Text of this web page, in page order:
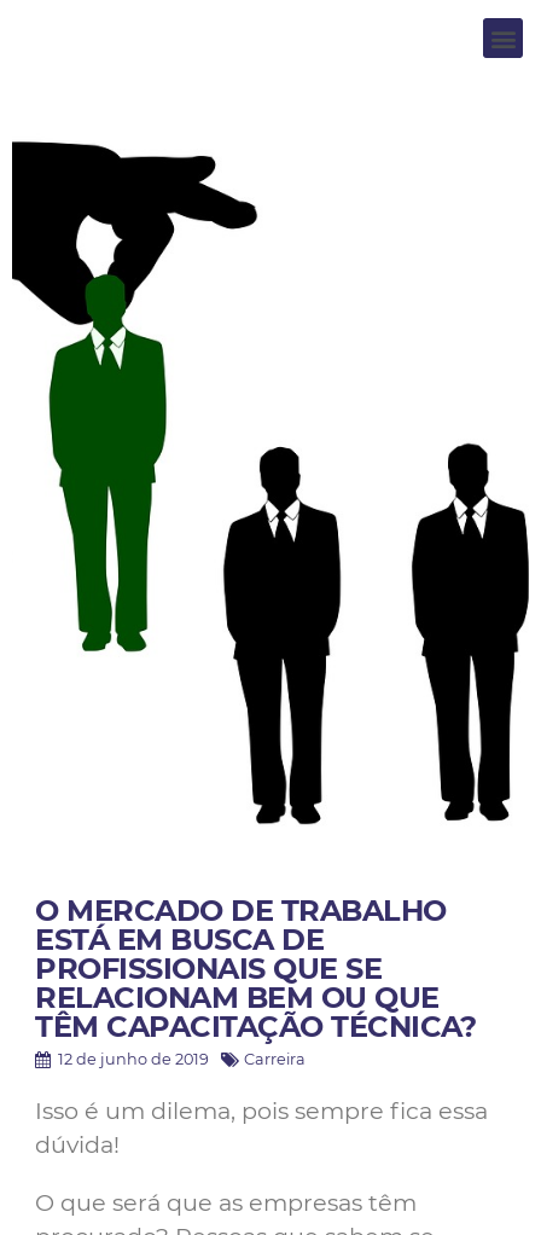
O MERCADO DE TRABALHO
ESTÁ EM BUSCA DE
PROFISSIONAIS QUE SE
RELACIONAM BEM OU QUE
TÊM CAPACITAÇÃO TÉCNICA?
12 de junho de 2019 Carreira
Isso é um dilema, pois sempre fica essa
dúvida!
O que será que as empresas têm